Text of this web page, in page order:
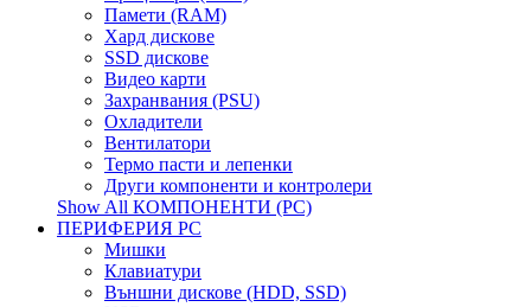
Памети (RAM)
Хард дискове
SSD дискове
Видео карти
Захранвания (PSU)
Охладители
Вентилатори
Термо пасти и лепенки
Други компоненти и контролери
Show All КОМПОНЕНТИ (PC)
ПЕРИФЕРИЯ PC
Мишки
Клавиатури
Външни дискове (HDD, SSD)